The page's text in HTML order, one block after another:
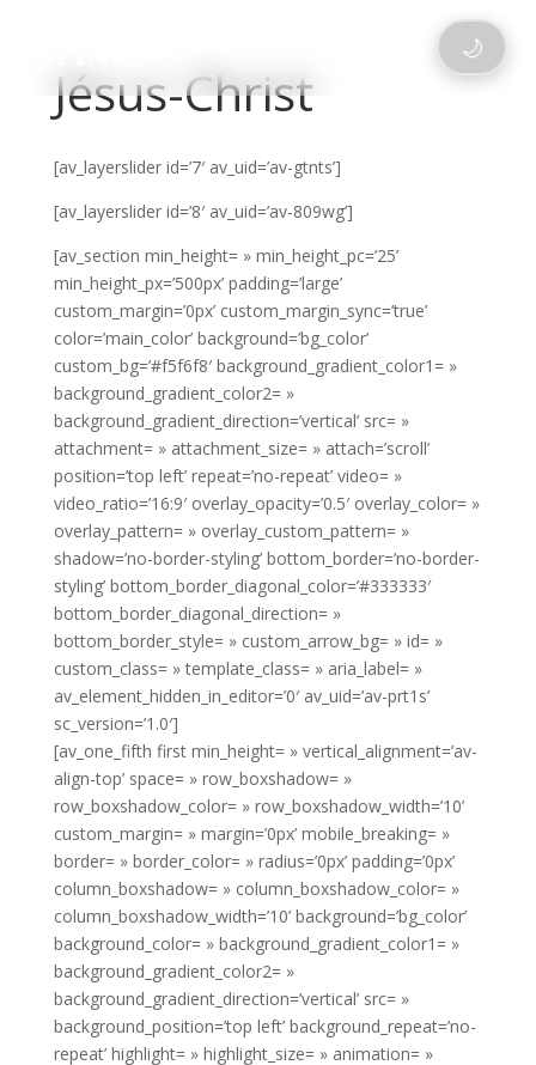
🌙
Jésus-Christ
[av_layerslider id=’7′ av_uid=’av-gtnts’]
[av_layerslider id=’8′ av_uid=’av-809wg’]
[av_section min_height= » min_height_pc=’25’
min_height_px=’500px’ padding=’large’
custom_margin=’0px’ custom_margin_sync=’true’
color=’main_color’ background=’bg_color’
custom_bg=’#f5f6f8′ background_gradient_color1= »
background_gradient_color2= »
background_gradient_direction=’vertical’ src= »
attachment= » attachment_size= » attach=’scroll’
position=’top left’ repeat=’no-repeat’ video= »
video_ratio=’16:9′ overlay_opacity=’0.5′ overlay_color= »
overlay_pattern= » overlay_custom_pattern= »
shadow=’no-border-styling’ bottom_border=’no-border-
styling’ bottom_border_diagonal_color=’#333333′
bottom_border_diagonal_direction= »
bottom_border_style= » custom_arrow_bg= » id= »
custom_class= » template_class= » aria_label= »
av_element_hidden_in_editor=’0′ av_uid=’av-prt1s’
sc_version=’1.0′]
[av_one_fifth first min_height= » vertical_alignment=’av-
align-top’ space= » row_boxshadow= »
row_boxshadow_color= » row_boxshadow_width=’10’
custom_margin= » margin=’0px’ mobile_breaking= »
border= » border_color= » radius=’0px’ padding=’0px’
column_boxshadow= » column_boxshadow_color= »
column_boxshadow_width=’10’ background=’bg_color’
background_color= » background_gradient_color1= »
background_gradient_color2= »
background_gradient_direction=’vertical’ src= »
background_position=’top left’ background_repeat=’no-
repeat’ highlight= » highlight_size= » animation= »